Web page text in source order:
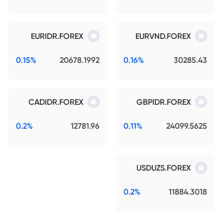
EURVND.FOREX
30285.43
0.16%
EURIDR.FOREX
20678.1992
0.15%
GBPIDR.FOREX
24099.5625
0.11%
CADIDR.FOREX
12781.96
0.2%
USDUZS.FOREX
11884.3018
0.2%